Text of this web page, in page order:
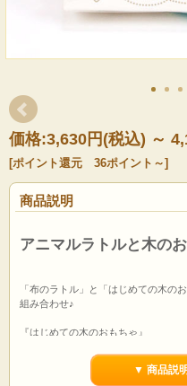
価格:3,630円 (税込) ～
[ポイント還元 36ポイント～]
商品説明
アニマルラトルと木の
「布のラトル」と「はじめての木の
組み合わせ♪
『はじめての木のおもちゃ』
で、かじって、振って、聴いて、引
な形の物まで、様々な種類のご用意
▼ 商品説